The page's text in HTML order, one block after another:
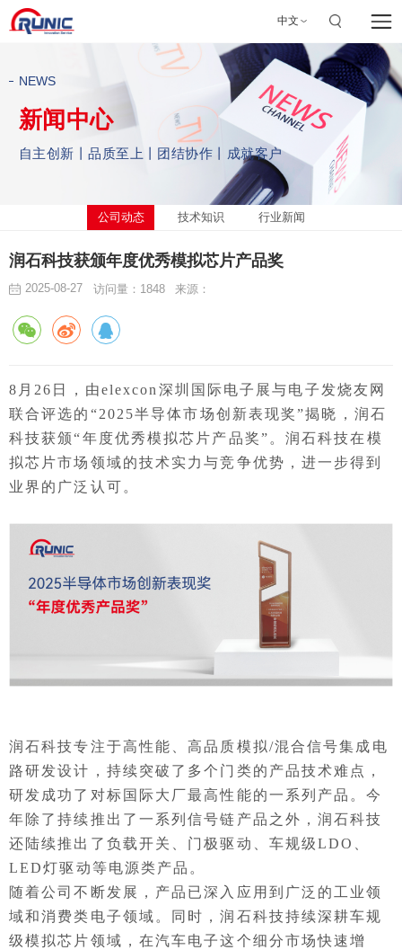
中文
NEWS
新闻中心
自主创新丨品质至上丨团结协作丨成就客户
公司动态 技术知识 行业新闻
润石科技获颁年度优秀模拟芯片产品奖
2025-08-27 访问量：1848 来源：
8月26日，由elexcon深圳国际电子展与电子发烧友网
联合评选的“2025半导体市场创新表现奖”揭晓，润石
科技获颁“年度优秀模拟芯片产品奖”。润石科技在模
拟芯片市场领域的技术实力与竞争优势，进一步得到
业界的广泛认可。
润石科技专注于高性能、高品质模拟/混合信号集成电
路研发设计，持续突破了多个门类的产品技术难点，
研发成功了对标国际大厂最高性能的一系列产品。今
年除了持续推出了一系列信号链产品之外，润石科技
还陆续推出了负载开关、门极驱动、车规级LDO、
LED灯驱动等电源类产品。
随着公司不断发展，产品已深入应用到广泛的工业领
域和消费类电子领域。同时，润石科技持续深耕车规
级模拟芯片领域，在汽车电子这个细分市场快速增